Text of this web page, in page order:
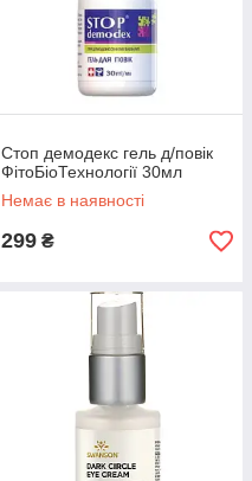
Стоп демодекс гель д/повiк
ФітоБіоТехнології 30мл
Немає в наявності
299 ₴